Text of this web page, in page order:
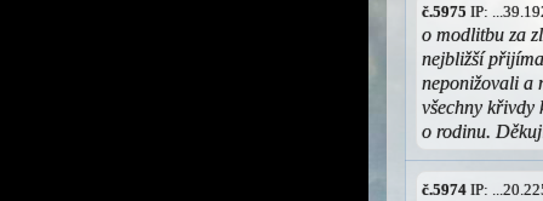
č.5975 IP:
o modlitbu za
nejbližší
neponižovali a
všechny křivdy
o rodinu.
č.5974 IP: